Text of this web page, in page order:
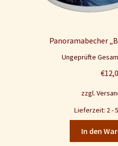
Panoramabecher
Ungeprüfte
€
zzgl.
Lieferzeit: 2 -
In den